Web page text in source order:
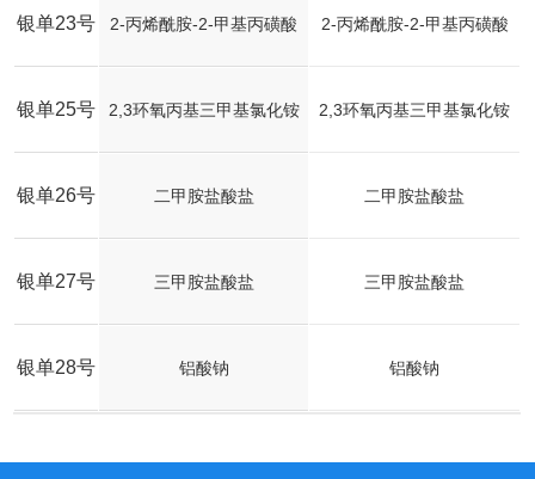
银单23号 2-丙烯酰胺-2-甲基丙磺酸 2-丙烯酰胺-2-甲基丙磺酸
银单25号 2,3环氧丙基三甲基氯化铵 2,3环氧丙基三甲基氯化铵
银单26号 二甲胺盐酸盐 二甲胺盐酸盐
银单27号 三甲胺盐酸盐 三甲胺盐酸盐
银单28号 铝酸钠 铝酸钠